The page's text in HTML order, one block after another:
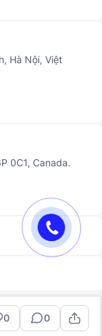
0 0
Hà Nội, Việt
0C1, Canada.